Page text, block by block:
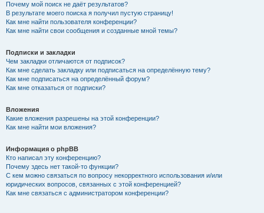
Почему мой поиск не даёт результатов?
В результате моего поиска я получил пустую страницу!
Как мне найти пользователя конференции?
Как мне найти свои сообщения и созданные мной темы?
Подписки и закладки
Чем закладки отличаются от подписок?
Как мне сделать закладку или подписаться на определённую тему?
Как мне подписаться на определённый форум?
Как мне отказаться от подписки?
Вложения
Какие вложения разрешены на этой конференции?
Как мне найти мои вложения?
Информация о phpBB
Кто написал эту конференцию?
Почему здесь нет такой-то функции?
С кем можно связаться по вопросу некорректного использования и/или
юридических вопросов, связанных с этой конференцией?
Как мне связаться с администратором конференции?